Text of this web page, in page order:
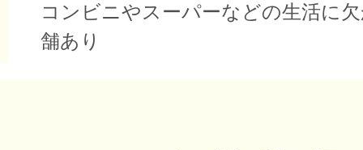
コンビニやスーパーなどの生活に
舗あり